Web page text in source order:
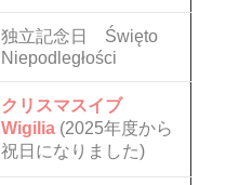
独立記念日 Święto
Niepodległości
クリスマスイブ
Wigilia (2025年度から
祝日になりました)